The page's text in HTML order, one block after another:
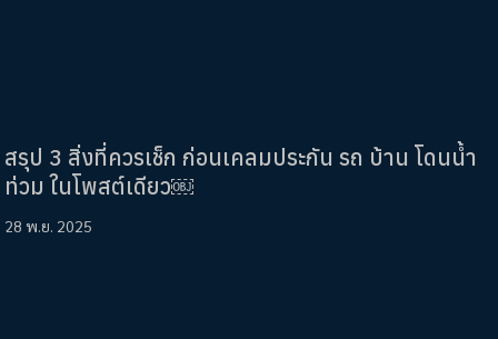
สรุป 3 สิ่งที่ควรเช็ก ก่อนเคลมประกัน รถ บ้าน โดนน้ำ
ท่วม ในโพสต์เดียว￼
28 พ.ย. 2025